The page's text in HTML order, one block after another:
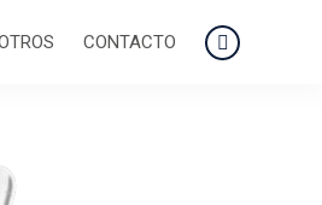
CONTACTO